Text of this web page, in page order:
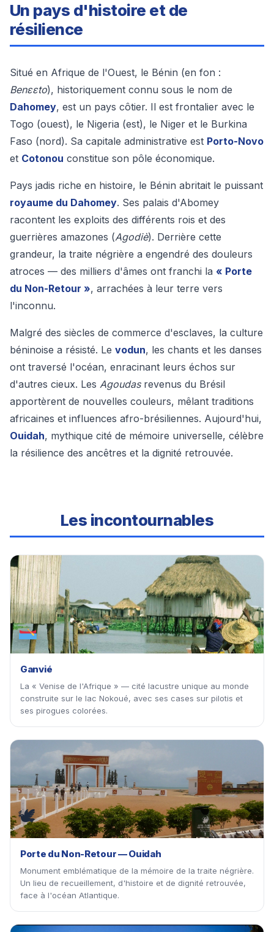
Un pays d'histoire et de
résilience
Situé en Afrique de l'Ouest, le Bénin (en fon :
Benɛɛto), historiquement connu sous le nom de
Dahomey, est un pays côtier. Il est frontalier avec le
Togo (ouest), le Nigeria (est), le Niger et le Burkina
Faso (nord). Sa capitale administrative est Porto-Novo
et Cotonou constitue son pôle économique.
Pays jadis riche en histoire, le Bénin abritait le puissant
royaume du Dahomey. Ses palais d'Abomey
racontent les exploits des différents rois et des
guerrières amazones (Agodiè). Derrière cette
grandeur, la traite négrière a engendré des douleurs
atroces — des milliers d'âmes ont franchi la « Porte
du Non-Retour », arrachées à leur terre vers
l'inconnu.
Malgré des siècles de commerce d'esclaves, la culture
béninoise a résisté. Le vodun, les chants et les danses
ont traversé l'océan, enracinant leurs échos sur
d'autres cieux. Les Agoudasrevenus du Brésil
apportèrent de nouvelles couleurs, mêlant traditions
africaines et influences afro-brésiliennes. Aujourd'hui,
Ouidah, mythique cité de mémoire universelle, célèbre
la résilience des ancêtres et la dignité retrouvée.
Les incontournables
Ganvié
La « Venise de l'Afrique » — cité lacustre unique au monde
construite sur le lac Nokoué, avec ses cases sur pilotis et
ses pirogues colorées.
🕊
Porte du Non-Retour — Ouidah
Monument emblématique de la mémoire de la traite négrière.
Un lieu de recueillement, d'histoire et de dignité retrouvée,
face à l'océan Atlantique.